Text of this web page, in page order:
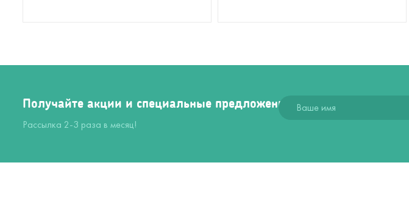
Получайте акции и специальные предложения
Рассылка 2-3 раза в месяц!